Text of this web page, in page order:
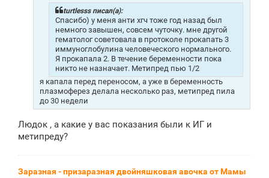
turtlesss писал(а):
Спасибо) у меня анти хгч тоже год назад был
немного завышен, совсем чуточку. мне другой
гематолог советовала в протоколе прокапать 3
иммуноглобулина человеческого нормального.
Я прокапала 2. В течение беременности пока
никто не назначает. Метипред пью 1/2
я капала перед переносом, а уже в беременность
плазмоферез делала несколько раз, метипред пила
до 30 недели
Людок , а какие у вас показания были к ИГ и
метипреду?
Заразная - призаразная двойняшковая авочка от Мамы